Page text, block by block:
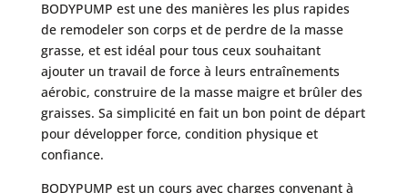
BODYPUMP est une des manières les plus rapides
de remodeler son corps et de perdre de la masse
grasse, et est idéal pour tous ceux souhaitant
ajouter un travail de force à leurs entraînements
aérobic, construire de la masse maigre et brûler des
graisses. Sa simplicité en fait un bon point de départ
pour développer force, condition physique et
confiance.
BODYPUMP est un cours avec charges convenant à